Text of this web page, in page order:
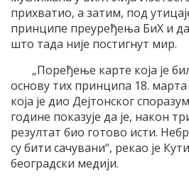
прихватио, а затим, под
принципе преуређења БиХ и да
што тада није постигнут мир.
„Поређење карте која је
основу тих принципа 18.
која је дио Дејтонског
године показује да је, након
резултат био готово исти.
су бити сачувани“, рекао је
београдски медији.